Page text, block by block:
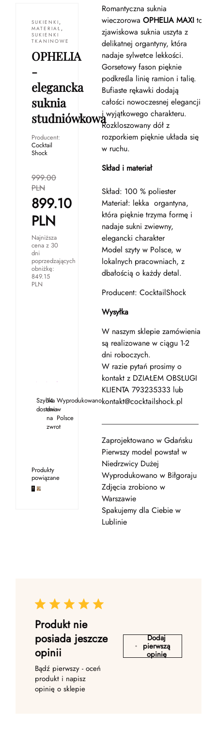
SUKIENKI ,
MATERIAŁ ,
SUKIENKI
TKANINOWE
OPHELIA
-
elegancka
suknia
studniówkowa
Producent:
Cocktail
Shock
999.00
PLN
899.10
PLN
Najniższa
cena z 30
dni
poprzedzających
obniżkę:
849.15
PLN
Szybka
dostawa
14
dni
na
zwrot
Wyprodukowano
w
Polsce
Produkty
powiązane
Romantyczna suknia
wieczorowa OPHELIA MAXIto
zjawiskowa suknia uszyta z
delikatnej organtyny, która
nadaje sylwetce lekkości.
Gorsetowy fason pięknie
podkreśla linię ramion i talię.
Bufiaste rękawki dodają
całości nowoczesnej elegancji
i wyjątkowego charakteru.
Rozkloszowany dół z
rozporkiem pięknie układa się
w ruchu.
Skład i materiał
Skład: 100 % poliester
Materiał: lekka organtyna,
która pięknie trzyma formę i
nadaje sukni zwiewny,
elegancki charakter
Model szyty w Polsce, w
lokalnych pracowniach, z
dbałością o każdy detal.
Producent: CocktailShock
Wysyłka
W naszym sklepie zamówienia
są realizowane w ciągu 1-2
dni roboczych.
W razie pytań prosimy o
kontakt z DZIAŁEM OBSŁUGI
KLIENTA 793235333 lub
kontakt@cocktailshock.pl
Zaprojektowano w Gdańsku
Pierwszy model powstał w
Niedrzwicy Dużej
Wyprodukowano w Biłgoraju
Zdjęcia zrobiono w
Warszawie
Spakujemy dla Ciebie w
Lublinie
Produkt nie
posiada jeszcze
opinii
Bądź pierwszy - oceń
produkt i napisz
opinię o sklepie
Dodaj
pierwszą
opinię